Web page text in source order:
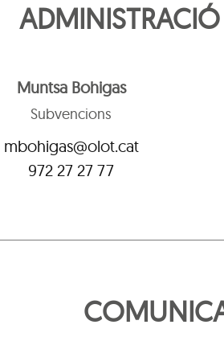
Muntsa Bohigas
Subvencions
mbohigas@olot.cat
972 27 27 77